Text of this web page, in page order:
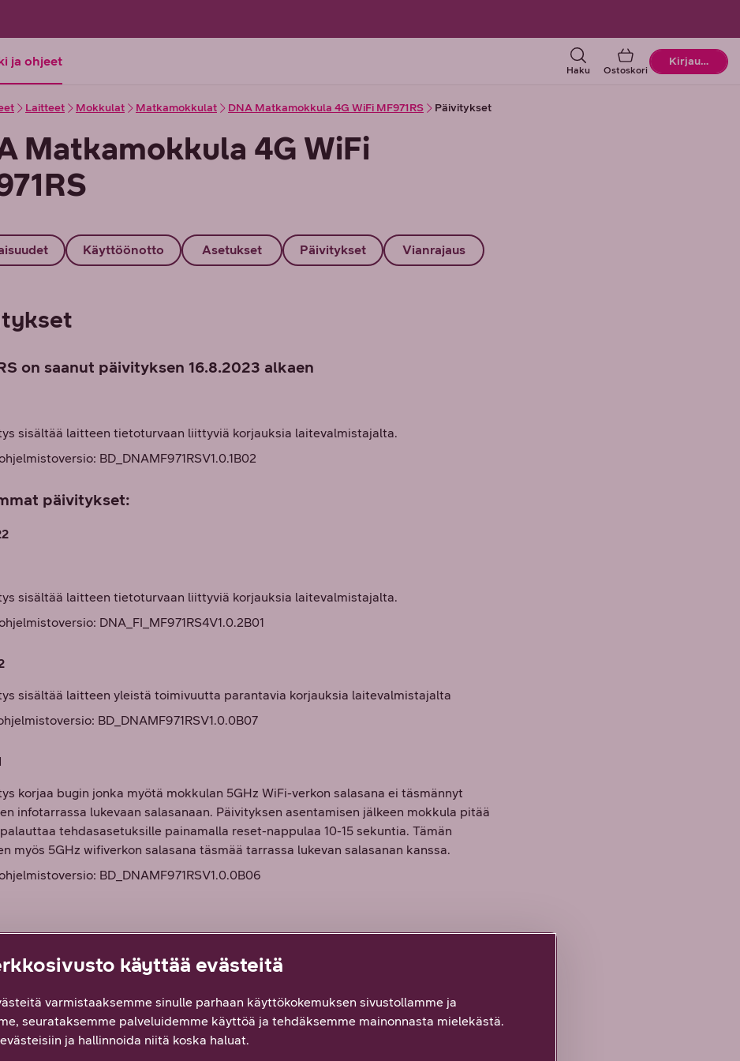
ja ohjeet
Haku Ostoskori
Ostoskori
Kirjaudu
Laitteet Mokkulat Matkamokkulat DNA Matkamokkula 4G WiFi MF971RS Päivitykset
Matkamokkula 4G WiFi
Käyttöönotto Asetukset Päivitykset Vianrajaus
on saanut päivityksen 16.8.2023 alkaen
sisältää laitteen tietoturvaan liittyviä korjauksia laitevalmistajalta.
BD_DNAMF971RSV1.0.1B02
päivitykset:
sisältää laitteen tietoturvaan liittyviä korjauksia laitevalmistajalta.
DNA_FI_MF971RS4V1.0.2B01
sisältää laitteen yleistä toimivuutta parantavia korjauksia laitevalmistajalta
BD_DNAMF971RSV1.0.0B07
korjaa bugin jonka myötä mokkulan 5GHz WiFi-verkon salasana ei täsmännyt
infotarrassa lukevaan salasanaan. Päivityksen asentamisen jälkeen mokkula pitää
tehdasasetuksille painamalla reset-nappulaa 10-15 sekuntia. Tämän
myös 5GHz wifiverkon salasana täsmää tarrassa lukevan salasanan kanssa.
BD_DNAMF971RSV1.0.0B06
etsimäsi tiedon tältä sivulta? Palautteesi on tärkeää!
käyttää evästeitä
varmistaaksemme sinulle parhaan käyttökokemuksen sivustollamme ja
seurataksemme palveluidemme käyttöä ja tehdäksemme mainonnasta mielekästä.
ja hallinnoida niitä koska haluat.